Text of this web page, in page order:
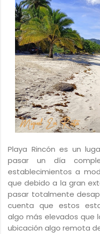
Playa Rincón es un
pasar un día
establecimientos a
que debido a la gran
pasar totalmente
cuenta que estos
algo más elevados que
ubicación algo remota